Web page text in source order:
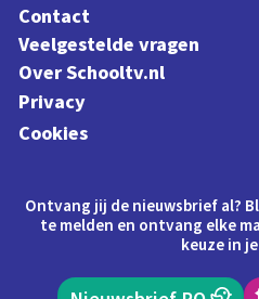
Contact
Veelgestelde vragen
Over Schooltv.nl
Privacy
Cookies
Ontvang jij de nieuwsbrief al?
te melden en ontvang elke
keuze in